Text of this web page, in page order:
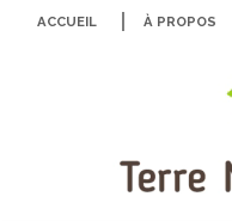
ACCUEIL À PROPOS